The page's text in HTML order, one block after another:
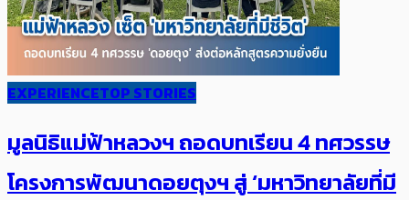
EXPERIENCETOP STORIES
มูลนิธิแม่ฟ้าหลวงฯ ถอดบทเรียน 4 ทศวรรษ
โครงการพัฒนาดอยตุงฯ สู่ ‘มหาวิทยาลัยที่มี